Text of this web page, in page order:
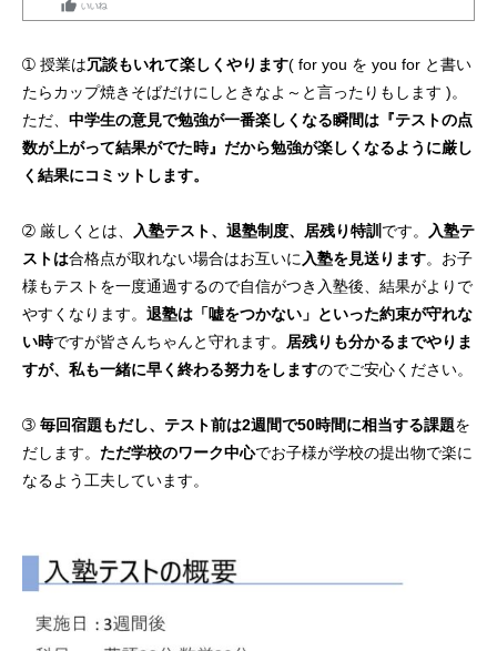
➀ 授業は冗談もいれて楽しくやります( for you を you for と書い
たらカップ焼きそばだけにしときなよ～と言ったりもします )。
ただ、 中学生の意見で勉強が一番楽しくなる瞬間は『テストの点
数が上がって結果がでた時』だから勉強が楽しくなるように厳し
く結果にコミットします。
➁ 厳しくとは、 入塾テスト、退塾制度、居残り特訓 です。
入塾テ
ストは合格点が取れない場合はお互いに 入塾を見送ります。お子
様もテストを一度通過するので自信がつき入塾後、結果がよりで
やすくなります。 退塾は「嘘をつかない」といった約束が守れな
い時ですが皆さんちゃんと守れます。
居残りも分かるまでやりま
すが、私も一緒に早く終わる努力をしますのでご安心ください。
➂ 毎回宿題もだし、テスト前は2週間で50時間に相当する課題を
だします。 ただ学校のワーク中心でお子様が学校の提出物で楽に
なるよう工夫しています。